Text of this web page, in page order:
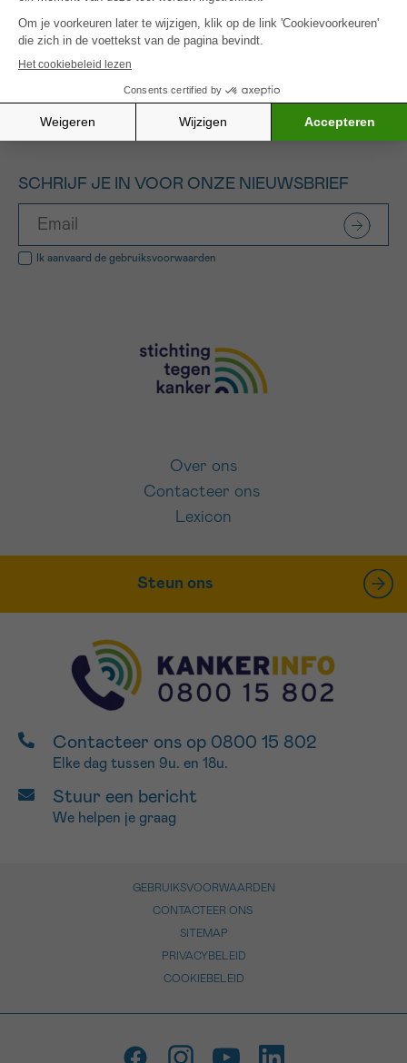
gewoon goed geïnformeerd wil zijn: deze brochure
biedt heldere, betrouwbare en toegankelijke
👉 Lees ook meer over de verschillende soorten
prostaatkanker voor een dieper inzicht.
SCHRIJF JE IN VOOR ONZE NIEUWSBRIEF
Ik aanvaard de gebruiksvoorwaarden
Over ons
Contacteer ons
Lexicon
Steun ons
Contacteer ons op 0800 15 802
Elke dag tussen 9u. en 18u.
Stuur een bericht
We helpen je graag
GEBRUIKSVOORWAARDEN
CONTACTEER ONS
SITEMAP
PRIVACYBELEID
COOKIEBELEID